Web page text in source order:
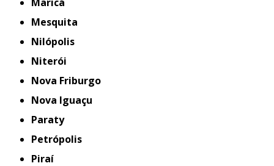
Mesquita
Nilópolis
Niterói
Nova Friburgo
Nova Iguaçu
Paraty
Petrópolis
Piraí